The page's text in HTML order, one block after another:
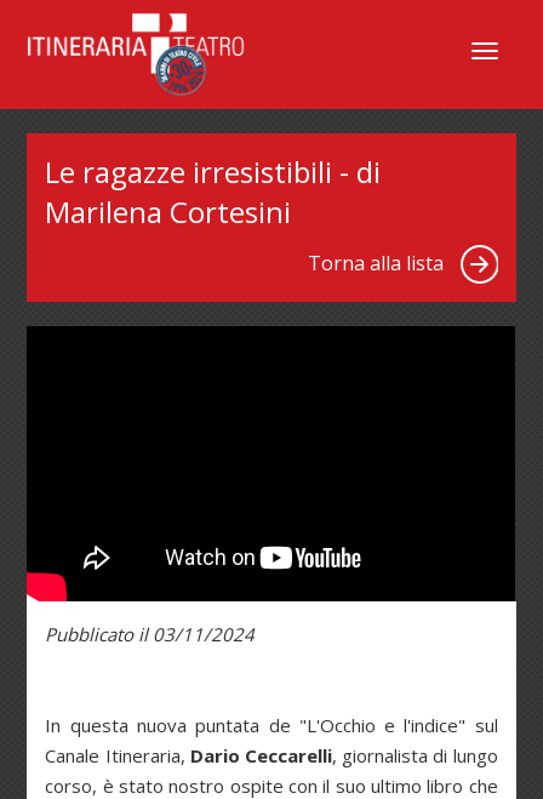
Menu
Le ragazze irresistibili - di
Marilena Cortesini
Torna alla lista
Pubblicato il 03/11/2024
In questa nuova puntata de "L'Occhio e l'indice" sul
Canale Itineraria, Dario Ceccarelli, giornalista di lungo
corso, è stato nostro ospite con il suo ultimo libro che